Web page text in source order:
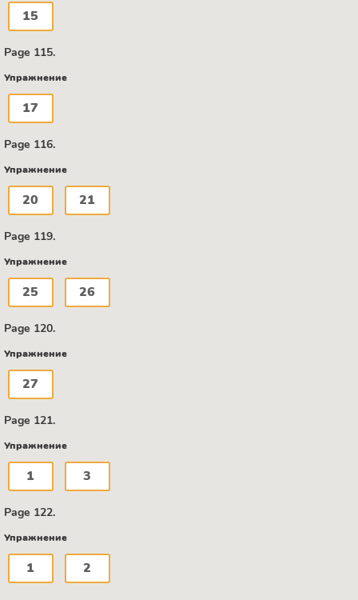
15
Page 115.
Упражнение
17
Page 116.
Упражнение
20 21
Page 119.
Упражнение
25 26
Page 120.
Упражнение
27
Page 121.
Упражнение
1 3
Page 122.
Упражнение
1 2